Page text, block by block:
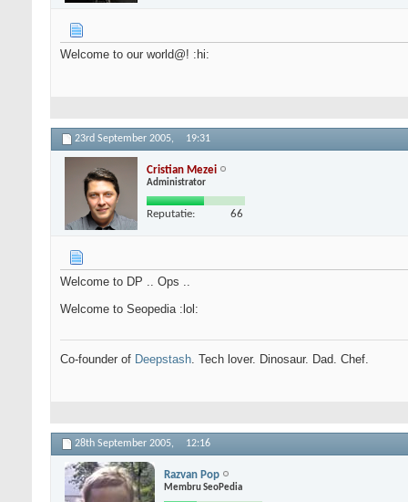
Welcome to our world@! :hi:
23rd September 2005, 19:31
Cristian Mezei
Administrator
Reputatie: 66
Welcome to DP .. Ops ..
Welcome to Seopedia :lol:
Co-founder of Deepstash. Tech lover. Dinosaur. Dad. Chef.
28th September 2005, 12:16
Razvan Pop
Membru SeoPedia